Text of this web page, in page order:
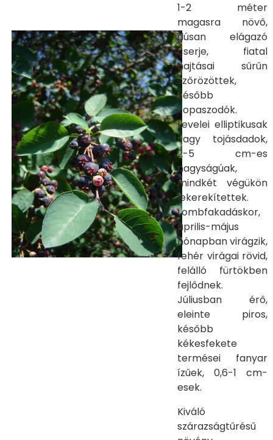
1-2 méter
magasra növő,
dúsan elágazó
cserje, fiatal
hajtásai sűrűn
szőrözöttek,
később
kopaszodók.
Levelei elliptikusak
vagy tojásdadok,
2-5 cm-es
nagyságúak,
mindkét végükön
lekerekítettek.
Lombfakadáskor,
április-május
hónapban virágzik,
fehér virágai rövid,
felálló fürtökben
fejlődnek.
Júliusban érő,
eleinte piros,
később
kékesfekete
termései fanyar
ízűek, 0,6-1 cm-
esek.
Kiváló
szárazságtűrésű